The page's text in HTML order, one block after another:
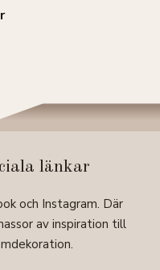
länkar
och Instagram. Där
av inspiration till